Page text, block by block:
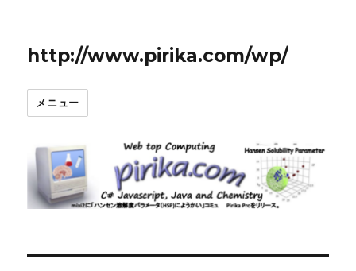
http://www.pirika.com/wp/
メニュー